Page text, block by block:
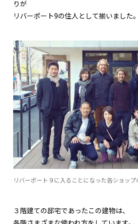
りが
リバーポート9の住人として揃いました。
リバーポート９に入ることになった各ショップ
３階建ての邸宅であったこの建物は、